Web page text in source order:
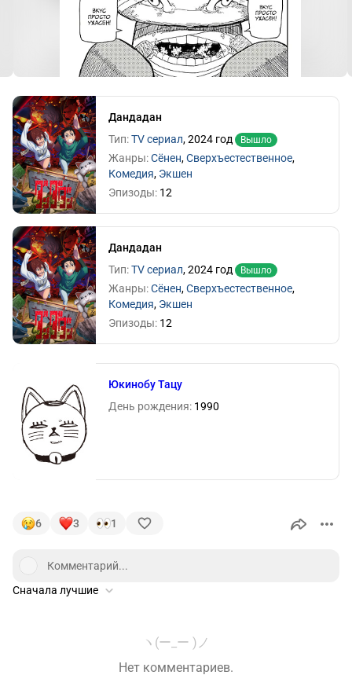
Дандадан
Тип:ТV сериал,2024 год Вышло
Жанры:Сёнен,Сверхъестественное,
Комедия, Экшен
Эпизоды: 12
Дандадан
Тип:ТV сериал,2024 год Вышло
Жанры:Сёнен,Сверхъестественное,
Комедия, Экшен
Эпизоды: 12
Юкинобу Тацу
День рождения: 1990
6 3 1
Комментарий...
Сначала лучшие
ヽ(ー_ー )ノ
Нет комментариев.